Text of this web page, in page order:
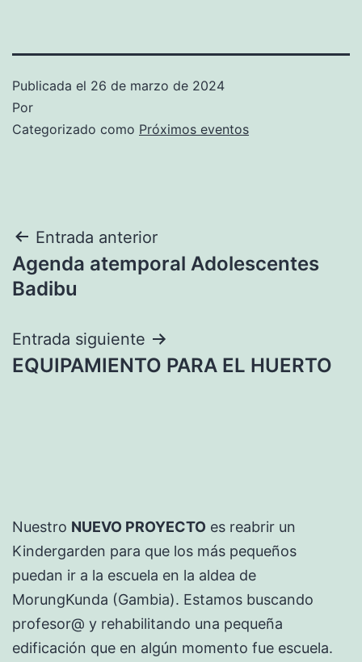
Publicada el 26 de marzo de 2024
Por
Categorizado como Próximos eventos
Navegación
de
Entrada anterior
Agenda atemporal Adolescentes
Badibu
Entrada siguiente
EQUIPAMIENTO PARA EL HUERTO
Nuestro NUEVO PROYECTO es reabrir un
Kindergarden para que los más pequeños
puedan ir a la escuela en la aldea de
MorungKunda (Gambia). Estamos buscando
profesor@ y rehabilitando una pequeña
edificación que en algún momento fue escuela.